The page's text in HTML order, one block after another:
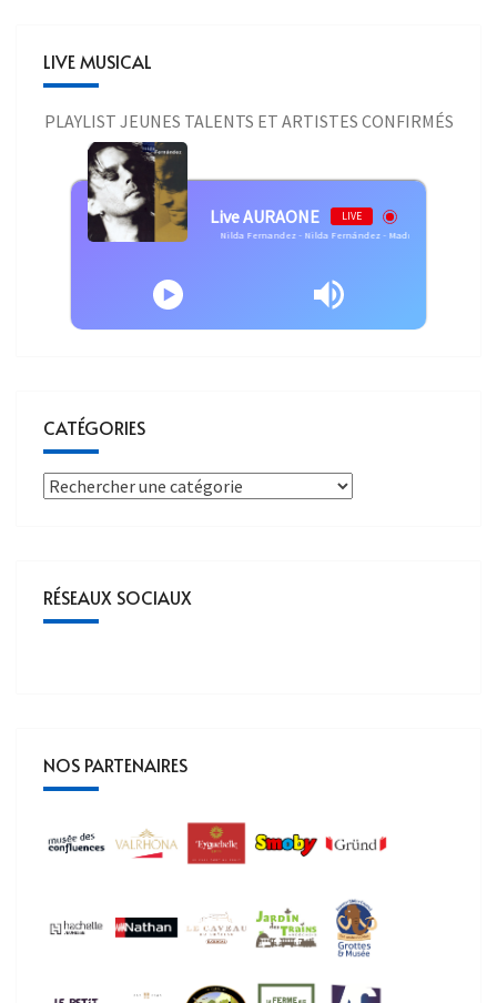
LIVE MUSICAL
PLAYLIST JEUNES TALENTS ET ARTISTES CONFIRMÉS
Live AURAONE LIVE
Nilda Fernandez - Nilda Fernández - Madrid, Madrid (1987)
CATÉGORIES
RÉSEAUX SOCIAUX
NOS PARTENAIRES